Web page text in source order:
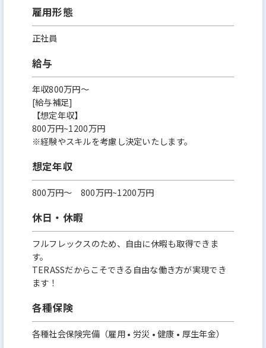
雇用形態
正社員
給与
年収800万円～
[給与補足]
【想定年収】
800万円~1200万円
※経験やスキルを考慮し決定いたします。
想定年収
800万円〜 800万円~1200万円
休日・休暇
フルフレックスのため、自由に休暇も取得できま
す。
TERASSだからこそできる自由な働き方が実現でき
ます！
各種保険
各種社会保険完備（雇用 • 労災 • 健康 • 厚生年金）